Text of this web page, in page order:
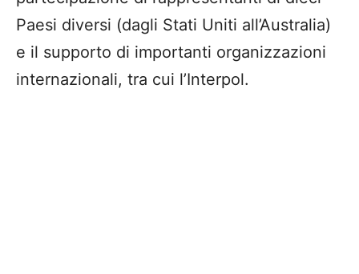
Paesi diversi (dagli Stati Uniti all’Australia)
e il supporto di importanti organizzazioni
internazionali, tra cui l’Interpol.